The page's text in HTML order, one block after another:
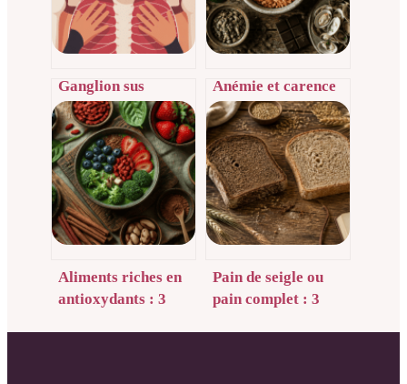
Ganglion sus
claviculaire et
stress : quand
s’inquiéter et quoi
faire
Anémie et carence
en fer : 15 mg par
jour et les clés pour
une absorption
optimale
Aliments riches en
antioxydants : 3
Pain de seigle ou
pain complet : 3